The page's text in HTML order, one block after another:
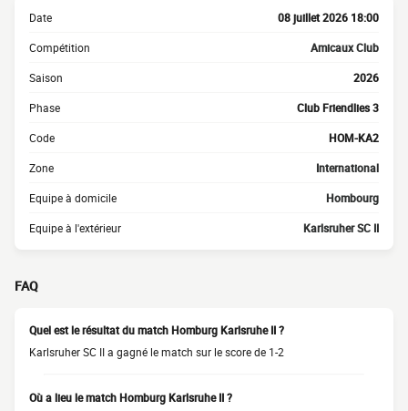
Date 08 juillet 2026 18:00
Compétition Amicaux Club
Saison 2026
Phase Club Friendlies 3
Code HOM-KA2
Zone International
Equipe à domicile Hombourg
Equipe à l'extérieur Karlsruher SC II
FAQ
Quel est le résultat du match Homburg Karlsruhe II ?
Karlsruher SC II a gagné le match sur le score de 1-2
Où a lieu le match Homburg Karlsruhe II ?